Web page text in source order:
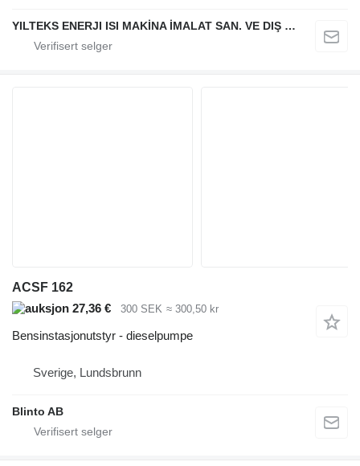
YILTEKS ENERJI ISI MAKİNA İMALAT SAN. VE DIŞ TİC. LTD. ŞTİ.
ACSF 162
27,36 €
300 SEK ≈ 300,50 kr
Bensinstasjonutstyr - dieselpumpe
Sverige, Lundsbrunn
Blinto AB